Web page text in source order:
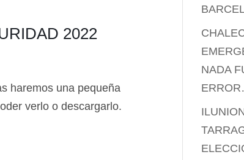
2022
haremos una pequeña
verlo o descargarlo.
NADA